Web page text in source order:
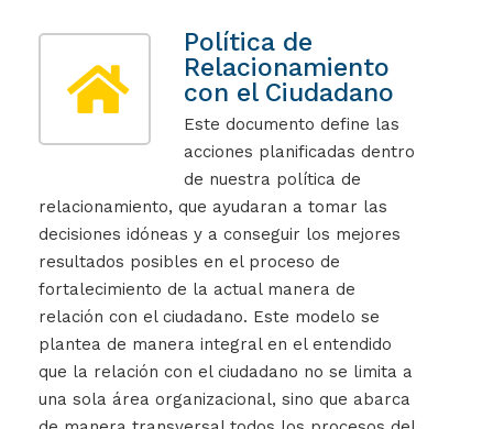
Política de
Relacionamiento
con el Ciudadano
Este documento define las
acciones planificadas dentro
de nuestra política de
relacionamiento, que ayudaran a tomar las
decisiones idóneas y a conseguir los mejores
resultados posibles en el proceso de
fortalecimiento de la actual manera de
relación con el ciudadano. Este modelo se
plantea de manera integral en el entendido
que la relación con el ciudadano no se limita a
una sola área organizacional, sino que abarca